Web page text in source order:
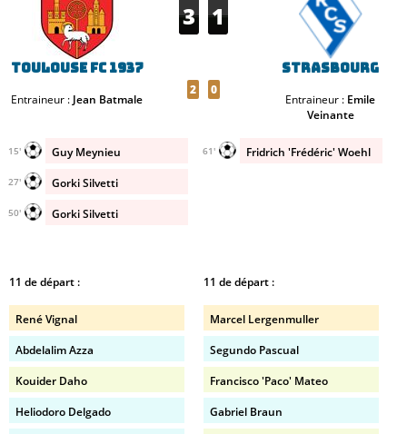
Toulouse FC 1937
Entraineur : Jean Batmale
3 1
2 0
Strasbourg
Entraineur : Emile
Veinante
Guy Meynieu
15'
Gorki Silvetti
27'
Gorki Silvetti
50'
Fridrich 'Frédéric' Woehl
61'
11 de départ :
René Vignal
Abdelalim Azza
Kouider Daho
Heliodoro Delgado
11 de départ :
Marcel Lergenmuller
Segundo Pascual
Francisco 'Paco' Mateo
Gabriel Braun